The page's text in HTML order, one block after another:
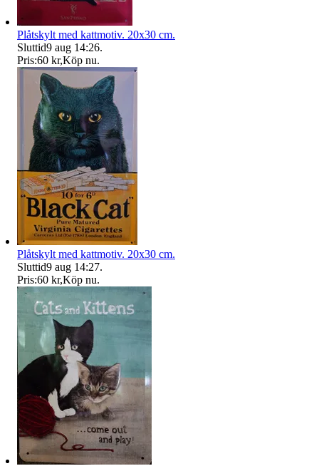
Plåtskylt med kattmotiv. 20x30 cm.
Sluttid9 aug 14:26.
Pris:60 kr,Köp nu.
Plåtskylt med kattmotiv. 20x30 cm.
Sluttid9 aug 14:27.
Pris:60 kr,Köp nu.